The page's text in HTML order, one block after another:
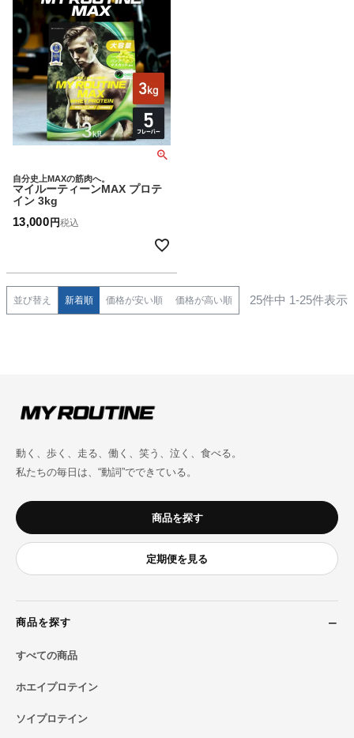
自分史上MAXの筋肉へ。
マイルーティーンMAX プロテ
イン 3kg
13,000 税込
並び替え 新着順 価格が安い順 価格が高い順 25件中 1-25件表示
動く、歩く、走る、働く、笑う、泣く、食べる。
私たちの毎日は、“動詞”でできている。
商品を探す
定期便を見る
商品を探す
すべての商品
ホエイプロテイン
ソイプロテイン